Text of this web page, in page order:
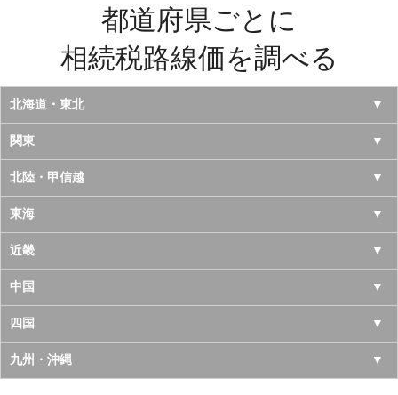
都道府県ごとに
相続税路線価を調べる
北海道・東北
北海道
青森県
岩手県
宮城県
秋田県
山形県
福島県
関東
東京都
神奈川県
千葉県
埼玉県
茨城県
栃木県
北陸・甲信越
山梨県
長野県
新潟県
富山県
石川県
東海
愛知県
岐阜県
三重県
静岡県
近畿
大阪府
京都府
兵庫県
中国
鳥取県
島根県
四国
徳島県
九州・沖縄